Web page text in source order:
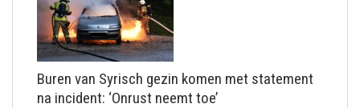
Buren van Syrisch gezin komen met statement
na incident: ‘Onrust neemt toe’